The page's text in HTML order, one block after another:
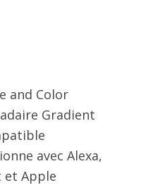
and Color
Gradient
avec Alexa,
et Apple